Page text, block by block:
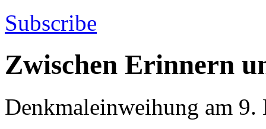
Subscribe
Zwischen Erinnern
Denkmaleinweihung am